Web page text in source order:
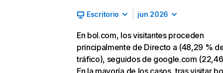
Escritorio jun 2026
En bol.com, los visitantes proceden
principalmente de Directo a (48,29 %
tráfico), seguidos de google.com
En la mayoría de los casos, tras visitar